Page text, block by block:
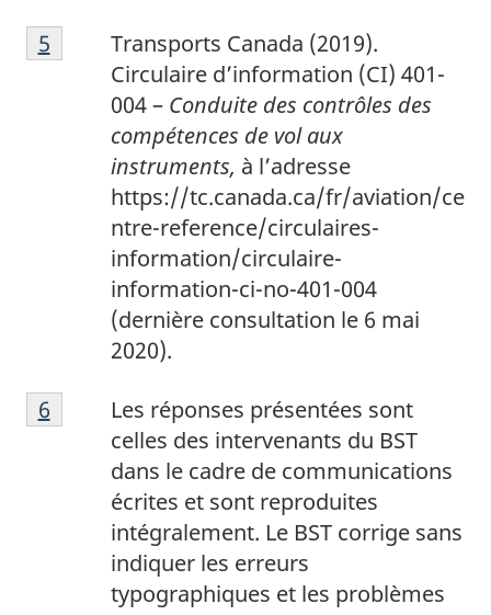
5
Transports Canada (2019).
Circulaire d’information (CI) 401-
004 – Conduite des contrôles des
compétences de vol aux
instruments, à l’adresse
https://tc.canada.ca/fr/aviation/ce
ntre-reference/circulaires-
information/circulaire-
information-ci-no-401-004
(dernière consultation le 6 mai
2020).
Return to footnote
5 referrer
6
Les réponses présentées sont
celles des intervenants du BST
dans le cadre de communications
écrites et sont reproduites
intégralement. Le BST corrige sans
indiquer les erreurs
typographiques et les problèmes
Return to footnote
6 referrer